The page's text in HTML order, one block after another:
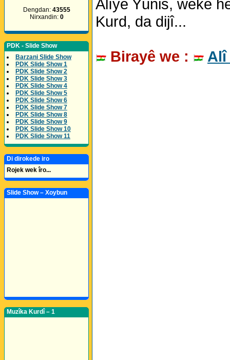
Dengdan: 43555
Nirxandin: 0
PDK - Slide Show
Barzani Slide Show
PDK Slide Show 1
PDK Slide Show 2
PDK Slide Show 3
PDK Slide Show 4
PDK Slide Show 5
PDK Slide Show 6
PDK Slide Show 7
PDK Slide Show 8
PDK Slide Show 9
PDK Slide Show 10
PDK Slide Show 11
Di dirokede iro
Rojek wek îro...
Slide Show – Xoybun
Muzîka Kurdî – 1
Alîyê Yûnis, wekê
Kurd, da dijî...
Birayê we : Alî